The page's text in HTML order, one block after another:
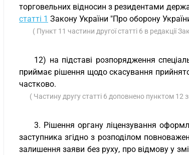
торговельних відносин з резидентами
статті 1 Закону України "Про оборону
( Пункт 11 частини другої статті 6 в редакції
12) на підставі розпорядження
приймає рішення щодо скасування
частково.
( Частину другу статті 6 доповнено пунктом 12
3. Рішення органу ліцензування
заступника згідно з розподілом
залишення заяви без руху, про відмову у